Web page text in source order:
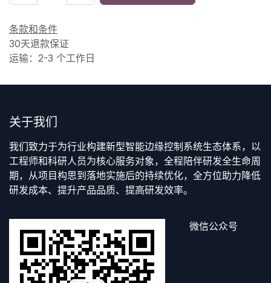
条款和条件
30天退款保证
运输：2-3 个工作日
关于我们
我们致力于为行业构建新型智能边缘控制系统生态体系，以
工程师和科研人员为核心服务对象，全程陪伴研发全生命周
期，从项目构思到落地实施后的持续优化，全方位助力降低
研发成本、提升产品品质、提高研发效率。
微信公众号